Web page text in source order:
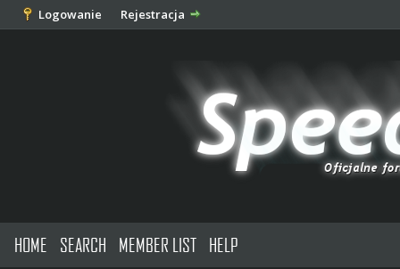
Logowanie Rejestracja
HOME SEARCH MEMBER LIST HELP